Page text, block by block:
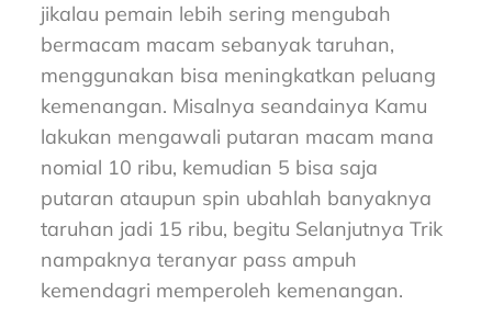
jikalau pemain lebih sering mengubah
bermacam macam sebanyak taruhan,
menggunakan bisa meningkatkan peluang
kemenangan. Misalnya seandainya Kamu
lakukan mengawali putaran macam mana
nomial 10 ribu, kemudian 5 bisa saja
putaran ataupun spin ubahlah banyaknya
taruhan jadi 15 ribu, begitu Selanjutnya Trik
nampaknya teranyar pass ampuh
kemendagri memperoleh kemenangan.